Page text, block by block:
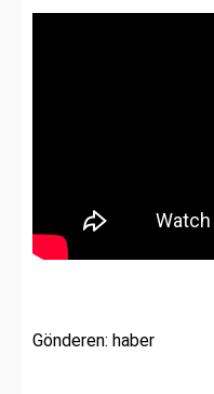
Gönderen: haber